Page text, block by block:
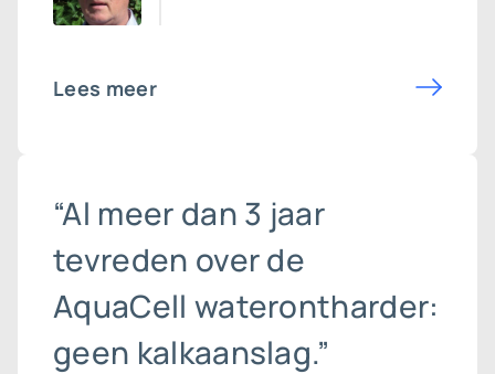
Lees meer
“Al meer dan 3 jaar
tevreden over de
AquaCell waterontharder:
geen kalkaanslag.”